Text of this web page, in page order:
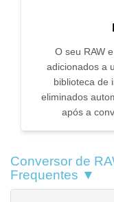
O seu RAW
adicionados a
biblioteca de
eliminados
após a
Conversor de
Frequentes ▼